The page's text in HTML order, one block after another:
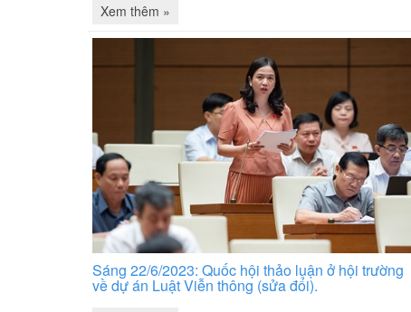
Xem thêm »
Sáng 22/6/2023: Quốc hội thảo luận ở hội trường
về dự án Luật Viễn thông (sửa đổi).